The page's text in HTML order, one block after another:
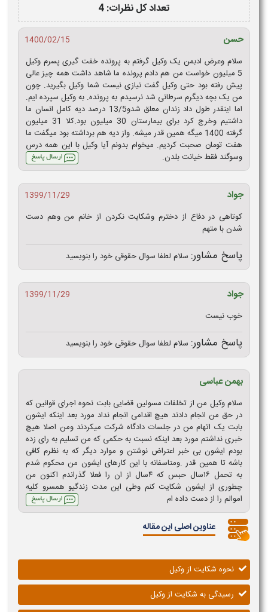
تعداد کل نظرات: 4
حسن
1400/02/15
سلام وعرض ادبمن یک وکیل گرفتم به پرونده خفت گیری پسرم وکیل
5 میلیون خواست من هم دادم پرونده ما شاهد داشت همه چیز عالی
پیش رفته بود حتی وکیل گفت نیازی نیست شما وکیل بگیرید. چون
من یک بچه دیگرم سرطانی شد نرسیدم به پرونده. به وکیل سپرده ایم.
اما اینقدر طول داد زندان معلق شدو13/5 درصد دیه کامل انسان ما
داشتیم وخرج کرد برای بیمارستان 30 میلیون بود.کلا 31 میلیون
گرفته 1400 میگه همین قدر میشه. واز دیه هم برداشته بود میگفت ما
هفت تومان صحبت کردیم. میخوام بدونم آیا وکیل با این همه درس
وسوگند فقط خیانت بلدن.
جواد
1399/11/29
کوتاهی در دفاع از دخترم وشکایت نکردن از خانم من وهم دست
شدن با متهم
پاسخ مشاور: سلام لطفا سوال حقوقی خود را بنویسید
جواد
1399/11/29
خوب نیست
پاسخ مشاور: سلام لطفا سوال حقوقی خود را بنویسید
بهمن عباسی
سلام وکیل من از تخلفات مسولین قضایی بابت نحوه اجرای قوانین که
در حق من انجام دادند هیچ اقدامی انجام نداد مورد بعد اینکه ایشون
بابت یک اتهام من در جلسات دادگاه شرکت میکردند ومن اصلا هیچ
خبری نداشتم مورد بعد اینکه نسبت به حکمی که من تسلیم به رای زده
بودم ایشون بی خبر اعتراض نوشتن و موارد دیگر که به نظرم کافی
باشه تا همین قدر .ومتاسفانه با این کارهای ایشون من محکوم شدم
به تحمل ۱۶سال حبس که ۴سال از ان را فعلا گذراندم اکنون من
چطوری از ایشون شکایت کنم وطی این مدت زندگیو همسرو کلیه
اموالم را از دست داده ام
عناوین اصلی این مقاله
نحوه شکایت از وکیل
رسیدگی به شکایت از وکیل